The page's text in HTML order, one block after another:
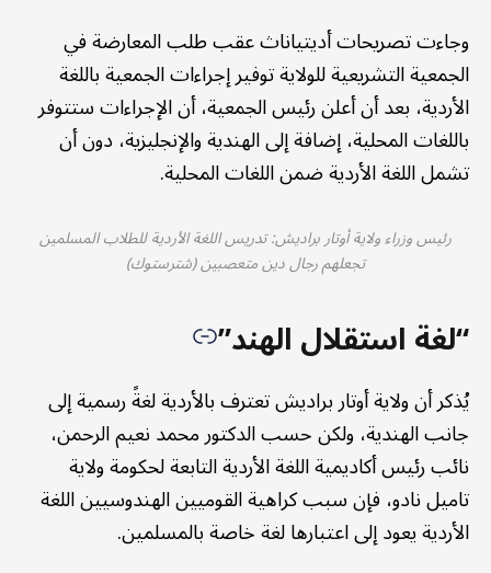
وجاءت تصريحات أديتياناث عقب طلب المعارضة في
الجمعية التشريعية للولاية توفير إجراءات الجمعية باللغة
الأردية، بعد أن أعلن رئيس الجمعية، أن الإجراءات ستتوفر
باللغات المحلية، إضافة إلى الهندية والإنجليزية، دون أن
تشمل اللغة الأردية ضمن اللغات المحلية.
رئيس وزراء ولاية أوتار براديش: تدريس اللغة الأردية للطلاب المسلمين
تجعلهم رجال دين متعصبين (شترستوك)
“لغة استقلال الهند”
يُذكر أن ولاية أوتار براديش تعترف بالأردية لغةً رسمية إلى
جانب الهندية، ولكن حسب الدكتور محمد نعيم الرحمن،
نائب رئيس أكاديمية اللغة الأردية التابعة لحكومة ولاية
تاميل نادو، فإن سبب كراهية القوميين الهندوسيين اللغة
الأردية يعود إلى اعتبارها لغة خاصة بالمسلمين.